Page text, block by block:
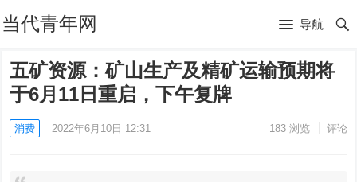
当代青年网 导航
五矿资源：矿山生产及精矿运输预期将
于6月11日重启，下午复牌
消费 2022年6月10日 12:31 183浏览 评论